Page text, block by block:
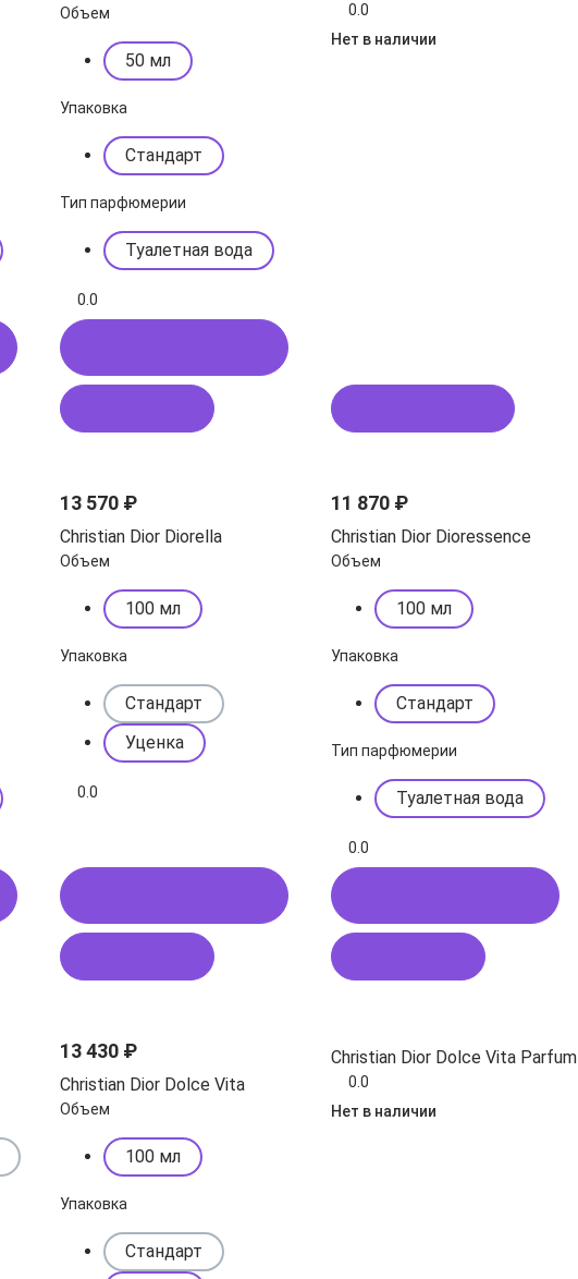
Объем
50 мл
Упаковка
Стандарт
Тип парфюмерии
Туалетная вода
0.0
0.0
Нет в наличии
13 570 ₽
Christian Dior Diorella
Объем
100 мл
Упаковка
Стандарт
Уценка
0.0
11 870 ₽
Christian Dior Dioressence
Объем
100 мл
Упаковка
Стандарт
Тип парфюмерии
Туалетная вода
0.0
13 430 ₽
Christian Dior Dolce Vita
Объем
100 мл
Упаковка
Стандарт
Christian Dior Dolce Vita Parfum
0.0
Нет в наличии